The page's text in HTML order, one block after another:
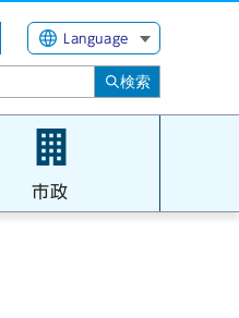
Language
検索
市政